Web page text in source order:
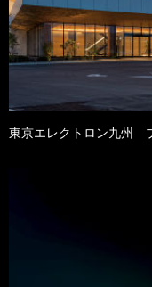
東京エレクトロン九州